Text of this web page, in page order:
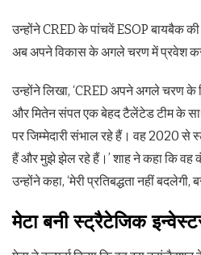
उन्होंने CRED के पांचवें ESOP बायबैक
अब अपने विकास के अगले चरण में प्रवेश कर
उन्‍होंने लिखा, ‘CRED अपने अगले चरण के
और मितेन संपत एक बेहद टैलेंटेड टीम के
पर जिम्मेदारी संभाल रहे हैं। वह 2020 से
हैं और मुझे झेल रहे हैं।’ शाह ने कहा कि वह
उन्होंने कहा, ‘मेरी प्रतिबद्धता नहीं
मेटा बनी स्ट्रैटेजिक